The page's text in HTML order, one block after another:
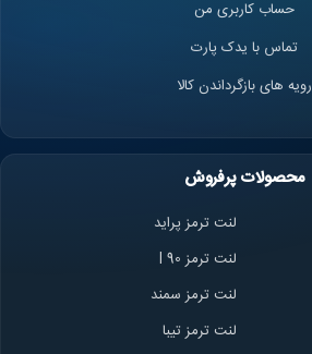
حساب کاربری من
تماس با یدک پارت
رویه های بازگرداندن کالا
محصولات پرفروش
لنت ترمز پراید
لنت ترمز l 90
لنت ترمز سمند
لنت ترمز تیبا